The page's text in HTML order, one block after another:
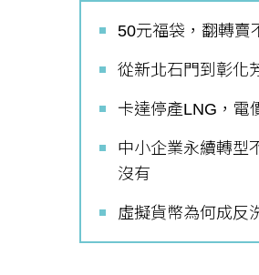
50元福袋，翻轉賣
從新北石門到彰化
卡達停產LNG，電
中小企業永續轉型
沒有
虛擬貨幣為何成反